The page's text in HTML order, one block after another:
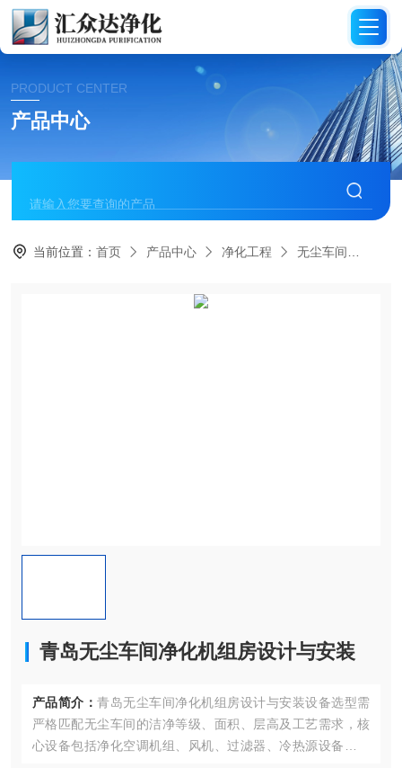
PRODUCT CENTER
产品中心
当前位置：首页 产品中心 净化工程 无尘车间
青岛无尘车间净化机组房设计与安装
产品简介： 青岛无尘车间净化机组房设计与安装设备选型需
严格匹配无尘车间的洁净等级、面积、层高及工艺需求，核
心设备包括净化空调机组、风机、过滤器、冷热源设备等，